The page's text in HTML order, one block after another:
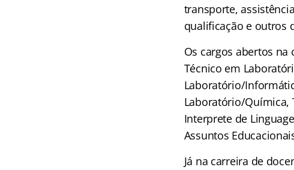
transporte,
qualificação e outros
Os cargos abertos
Técnico em
Laboratório/
Laboratório/Química,
Interprete de
Assuntos
Já na carreira de